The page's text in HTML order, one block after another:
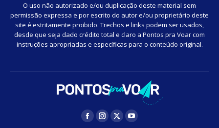
O uso não autorizado e/ou duplicação deste material sem
permissão expressa e por escrito do autor e/ou proprietário deste
site é estritamente proibido. Trechos e links podem ser usados,
desde que seja dado crédito total e claro a Pontos pra Voar com
instruções apropriadas e específicas para o conteúdo original.
FacebookInstagram
TwitterYouTube